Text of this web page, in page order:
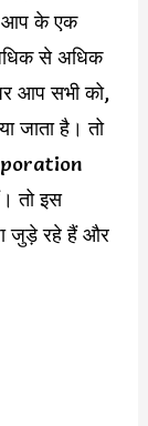
आप के एक
से अधिक
आप सभी को,
जाता है। तो
तो इस
जुड़े रहे हैं और